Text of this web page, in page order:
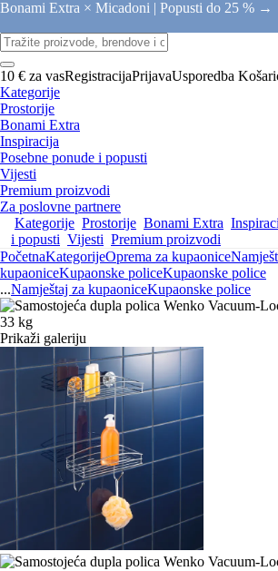
Bonami Extra × Micadoni | Popusti do 25 % →
10 € za vasRegistracijaPrijavaUsporedba
Kategorije
Prostorije
Bonami Extra
Inspiracija
Posebne ponude i popusti
Vijesti
Premium proizvodi
Za poslovne partnere
Kategorije Prostorije Bonami Extra
i popusti Vijesti Premium proizvodi
PočetnaKategorijeOprema za kupaonice
kupaoniceKupaonske policeKupaonske police
...Namještaj za kupaoniceKupaonske police
Prikaži galeriju